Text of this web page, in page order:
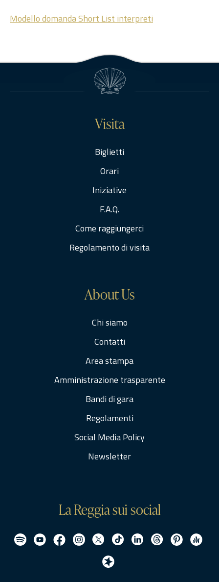
Modello domanda Short List interpreti
Visita
Biglietti
Orari
Iniziative
F.A.Q.
Come raggiungerci
Regolamento di visita
About Us
Chi siamo
Contatti
Area stampa
Amministrazione trasparente
Bandi di gara
Regolamenti
Social Media Policy
Newsletter
La Reggia sui social